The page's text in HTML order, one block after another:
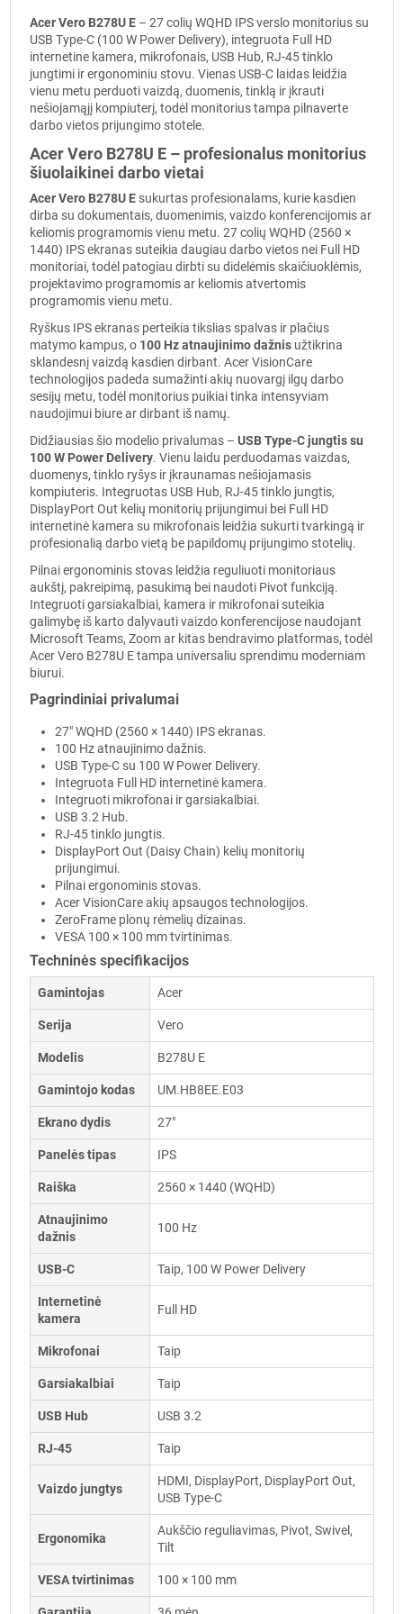
Acer Vero B278U E– 27 colių WQHD IPS verslo monitorius su
USB Type-C (100 W Power Delivery), integruota Full HD
internetine kamera, mikrofonais, USB Hub, RJ-45 tinklo
jungtimi ir ergonominiu stovu. Vienas USB-C laidas leidžia
vienu metu perduoti vaizdą, duomenis, tinklą ir įkrauti
nešiojamąjį kompiuterį, todėl monitorius tampa pilnaverte
darbo vietos prijungimo stotele.
Acer Vero B278U E – profesionalus monitorius
šiuolaikinei darbo vietai
Acer Vero B278U Esukurtas profesionalams, kurie kasdien
dirba su dokumentais, duomenimis, vaizdo konferencijomis ar
keliomis programomis vienu metu. 27 colių WQHD (2560 ×
1440) IPS ekranas suteikia daugiau darbo vietos nei Full HD
monitoriai, todėl patogiau dirbti su didelėmis skaičiuoklėmis,
projektavimo programomis ar keliomis atvertomis
programomis vienu metu.
Ryškus IPS ekranas perteikia tikslias spalvas ir plačius
matymo kampus, o 100 Hz atnaujinimo dažnisužtikrina
sklandesnį vaizdą kasdien dirbant. Acer VisionCare
technologijos padeda sumažinti akių nuovargį ilgų darbo
sesijų metu, todėl monitorius puikiai tinka intensyviam
naudojimui biure ar dirbant iš namų.
Didžiausias šio modelio privalumas – USB Type-C jungtis su
100 W Power Delivery. Vienu laidu perduodamas vaizdas,
duomenys, tinklo ryšys ir įkraunamas nešiojamasis
kompiuteris. Integruotas USB Hub, RJ-45 tinklo jungtis,
DisplayPort Out kelių monitorių prijungimui bei Full HD
internetinė kamera su mikrofonais leidžia sukurti tvarkingą ir
profesionalią darbo vietą be papildomų prijungimo stotelių.
Pilnai ergonominis stovas leidžia reguliuoti monitoriaus
aukštį, pakreipimą, pasukimą bei naudoti Pivot funkciją.
Integruoti garsiakalbiai, kamera ir mikrofonai suteikia
galimybę iš karto dalyvauti vaizdo konferencijose naudojant
Microsoft Teams, Zoom ar kitas bendravimo platformas, todėl
Acer Vero B278U E tampa universaliu sprendimu moderniam
biurui.
Pagrindiniai privalumai
27" WQHD (2560 × 1440) IPS ekranas.
100 Hz atnaujinimo dažnis.
USB Type-C su 100 W Power Delivery.
Integruota Full HD internetinė kamera.
Integruoti mikrofonai ir garsiakalbiai.
USB 3.2 Hub.
RJ-45 tinklo jungtis.
DisplayPort Out (Daisy Chain) kelių monitorių
prijungimui.
Pilnai ergonominis stovas.
Acer VisionCare akių apsaugos technologijos.
ZeroFrame plonų rėmelių dizainas.
VESA 100 × 100 mm tvirtinimas.
Techninės specifikacijos
Gamintojas Acer
Serija Vero
Modelis B278U E
Gamintojo kodas UM.HB8EE.E03
Ekrano dydis 27"
Panelės tipas IPS
Raiška 2560 × 1440 (WQHD)
Atnaujinimo
dažnis
100 Hz
USB-C Taip, 100 W Power Delivery
Internetinė
kamera
Full HD
Mikrofonai Taip
Garsiakalbiai Taip
USB Hub USB 3.2
RJ-45 Taip
Vaizdo jungtys
HDMI, DisplayPort, DisplayPort Out,
USB Type-C
Ergonomika
Aukščio reguliavimas, Pivot, Swivel,
Tilt
VESA tvirtinimas 100 × 100 mm